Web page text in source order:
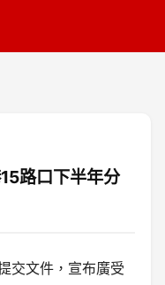
路口下半年分
交文件，宣布廣受